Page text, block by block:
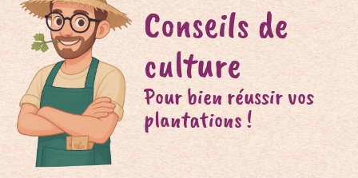
Conseils de
culture
Pour bien réussir vos
plantations !